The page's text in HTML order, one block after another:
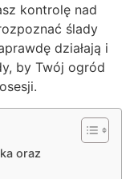
kontrolę nad
ślady
działają i
by Twój ogród
oraz